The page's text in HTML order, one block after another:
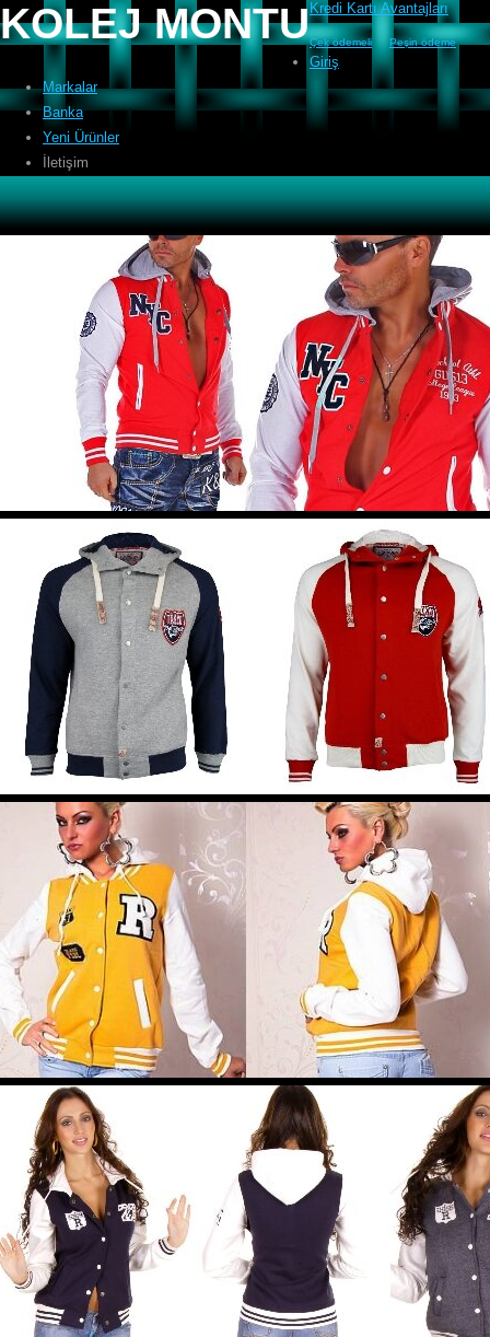
KOLEJ MONTUKredi Kartı Avantajları
Çek ödemeli Peşin ödeme
Giriş
Markalar
Banka
Yeni Ürünler
İletişim